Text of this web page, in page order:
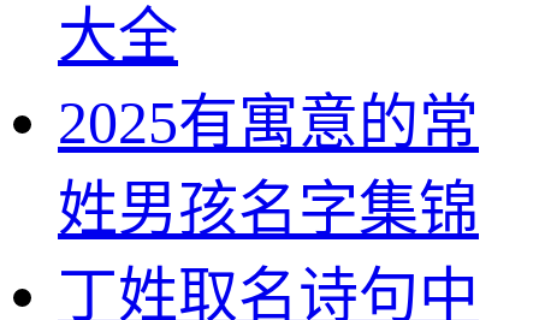
大全
2025有寓意的常
姓男孩名字集锦
丁姓取名诗句中